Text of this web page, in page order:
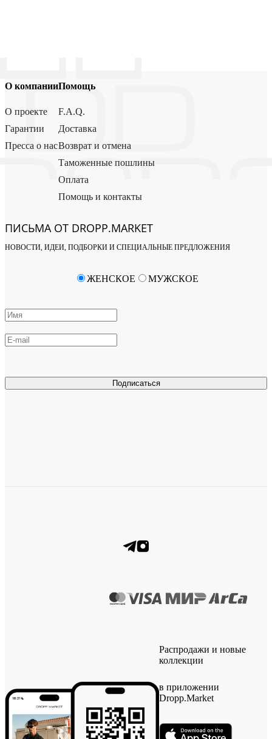
О компании
О проекте
Гарантии
Пресса о нас
Помощь
F.A.Q.
Доставка
Возврат и отмена
Таможенные пошлины
Оплата
Помощь и контакты
ПИСЬМА ОТ DROPP.MARKET
НОВОСТИ, ИДЕИ, ПОДБОРКИ И СПЕЦИАЛЬНЫЕ ПРЕДЛОЖЕНИЯ
Подписаться
ЖЕНСКОЕ МУЖСКОЕ
Распродажи и новые
коллекции
в приложении
Dropp.Market